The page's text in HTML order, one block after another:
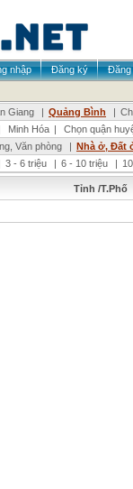
nhập Đăng ký
Đăng
Giang | Quảng Bình |
Minh Hóa |
Chọn quận
Văn phòng | Nhà ở, Đất
3 - 6 triệu | 6 - 10 triệu |
Tỉnh /T.Phố